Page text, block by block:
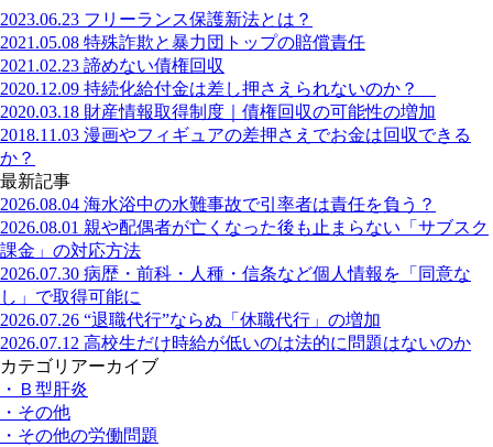
2023.06.23 フリーランス保護新法とは？
2021.05.08 特殊詐欺と暴力団トップの賠償責任
2021.02.23 諦めない債権回収
2020.12.09 持続化給付金は差し押さえられないのか？
2020.03.18 財産情報取得制度｜債権回収の可能性の増加
2018.11.03 漫画やフィギュアの差押さえでお金は回収できる
か？
最新記事
2026.08.04 海水浴中の水難事故で引率者は責任を負う？
2026.08.01 親や配偶者が亡くなった後も止まらない「サブスク
課金」の対応方法
2026.07.30 病歴・前科・人種・信条など個人情報を「同意な
し」で取得可能に
2026.07.26 “退職代行”ならぬ「休職代行」の増加
2026.07.12 高校生だけ時給が低いのは法的に問題はないのか
カテゴリアーカイブ
・Ｂ型肝炎
・その他
・その他の労働問題